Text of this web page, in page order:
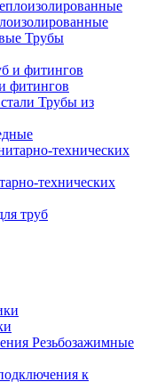
Трубы
фитингов
Трубы из
технических
труб
Резьбозажимные